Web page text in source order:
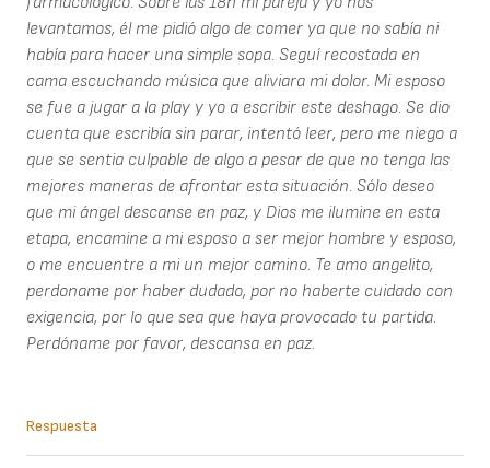
levantamos, él me pidió algo de comer ya que no sabía ni
había para hacer una simple sopa. Seguí recostada en
cama escuchando música que aliviara mi dolor. Mi esposo
se fue a jugar a la play y yo a escribir este deshago. Se dio
cuenta que escribía sin parar, intentó leer, pero me niego a
que se sentia culpable de algo a pesar de que no tenga las
mejores maneras de afrontar esta situación. Sólo deseo
que mi ángel descanse en paz, y Dios me ilumine en esta
etapa, encamine a mi esposo a ser mejor hombre y esposo,
o me encuentre a mi un mejor camino. Te amo angelito,
perdoname por haber dudado, por no haberte cuidado con
exigencia, por lo que sea que haya provocado tu partida.
Perdóname por favor, descansa en paz.
Respuesta